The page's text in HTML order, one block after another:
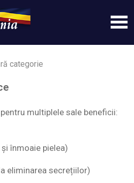
categorie
multiplele sale beneficii:
înmoaie pielea)
eliminarea secrețiilor)